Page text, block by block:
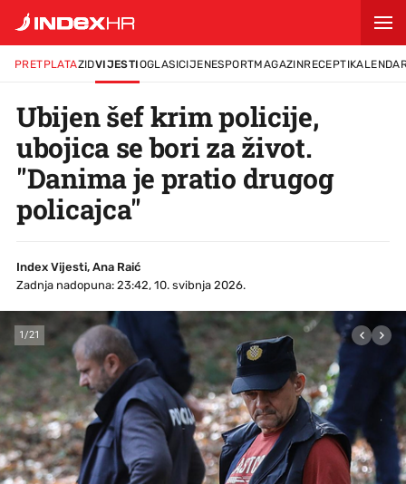
PRETPLATAZIDVIJESTIOGLASICIJENESPORTMAGAZINRECEPTI
Ubijen šef krim policije,
ubojica se bori za život.
"Danima je pratio drugog
policajca"
Index Vijesti, Ana Raić
Zadnja nadopuna: 23:42, 10. svibnja 2026.
1/21